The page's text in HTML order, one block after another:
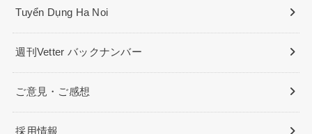
Tuyển Dụng Ha Noi
週刊Vetter バックナンバー
ご意見・ご感想
採用情報